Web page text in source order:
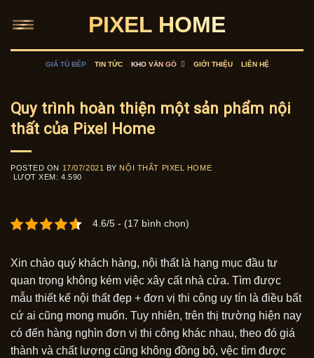
PIXEL HOME
GIÁ TỦ BẾP TIN TỨC KHO VÂN GỖ GIỚI THIỆU LIÊN HỆ
Quy trình hoàn thiện một sản phẩm nội
thất của Pixel Home
POSTED ON 17/07/2021 BY NỘI THẤT PIXEL HOME
LƯỢT XEM: 4.590
4.6/5 - (17 bình chọn)
Xin chào quý khách hàng, nội thất là hạng mục đầu tư
quan trọng không kém việc xây cất nhà cửa. Tìm được
mẫu thiết kế nội thất đẹp + đơn vị thi công uy tín là điều bất
cứ ai cũng mong muốn. Tuy nhiên, trên thị trường hiện nay
có đến hàng nghìn đơn vị thi công khác nhau, theo đó giá
thành và chất lượng cũng không đồng bộ, vệc tìm được